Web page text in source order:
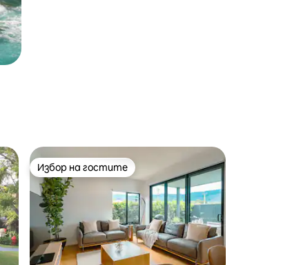
Избор на гостите
Избор на гостите